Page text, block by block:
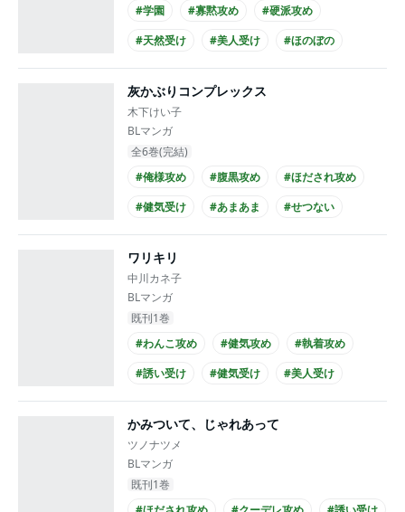
#学園
#寡黙攻め
#硬派攻め
#天然受け
#美人受け
#ほのぼの
#シュール
#同級生
#不良受け
#高校生攻め
灰かぶりコンプレックス
木下けい子
BLマンガ
全6巻(完結)
#俺様攻め
#腹黒攻め
#ほだされ攻め
#健気受け
#あまあま
#せつない
#童貞受け
#社長攻め
#リーマン受け
#長身攻め
ワリキリ
中川カネ子
BLマンガ
既刊1巻
#わんこ攻め
#健気攻め
#執着攻め
#誘い受け
#健気受け
#美人受け
#あまあま
#シュール
#エロ度MAX!!
#セフレ
かみついて、じゃれあって
ツノナツメ
BLマンガ
既刊1巻